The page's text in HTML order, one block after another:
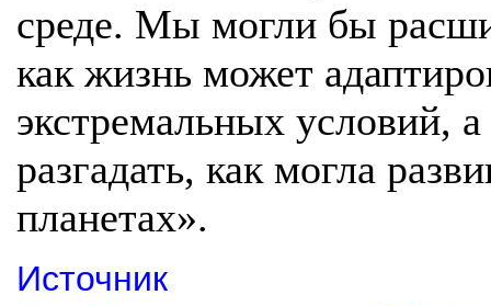
среде. Мы могли бы
как жизнь может
экстремальных условий,
разгадать, как могла
планетах».
Источник